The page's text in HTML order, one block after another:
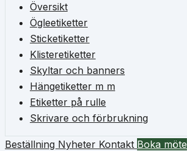
Översikt
Ögleetiketter
Sticketiketter
Klisteretiketter
Skyltar och banners
Hängetiketter m m
Etiketter på rulle
Skrivare och förbrukning
Beställning Nyheter Kontakt Boka möte